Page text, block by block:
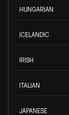
HUNGARIAN
ICELANDIC
IRISH
ITALIAN
JAPANESE